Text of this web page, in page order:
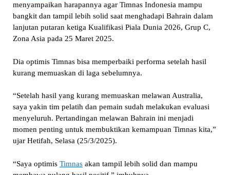
menyampaikan harapannya agar Timnas Indonesia mampu
bangkit dan tampil lebih solid saat menghadapi Bahrain dalam
lanjutan putaran ketiga Kualifikasi Piala Dunia 2026, Grup C,
Zona Asia pada 25 Maret 2025.
Dia optimis Timnas bisa memperbaiki performa setelah hasil
kurang memuaskan di laga sebelumnya.
“Setelah hasil yang kurang memuaskan melawan Australia,
saya yakin tim pelatih dan pemain sudah melakukan evaluasi
menyeluruh. Pertandingan melawan Bahrain ini menjadi
momen penting untuk membuktikan kemampuan Timnas kita,”
ujar Hetifah, Selasa (25/3/2025).
“Saya optimis Timnasakan tampil lebih solid dan mampu